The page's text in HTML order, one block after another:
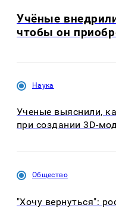
Учёные
чтобы он
Наука
Ученые выяснили,
при создании 3D-
Общество
"Хочу вернуться":